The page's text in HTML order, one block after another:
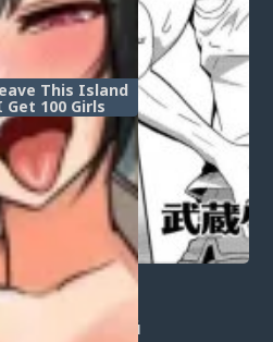
This Island
100 Girls
Up (Я Не могу
Этот Остров,
обрюхачу 100
a comment
to post a comment.
комментарий
комментарий